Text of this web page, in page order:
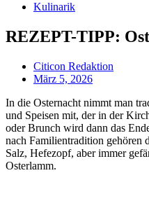
Kulinarik
REZEPT-TIPP:
Citicon Redaktion
März 5, 2026
In die Osternacht nimmt man
und Speisen mit, der in der
oder Brunch wird dann das
nach Familientradition gehören
Salz, Hefezopf, aber immer
Osterlamm.